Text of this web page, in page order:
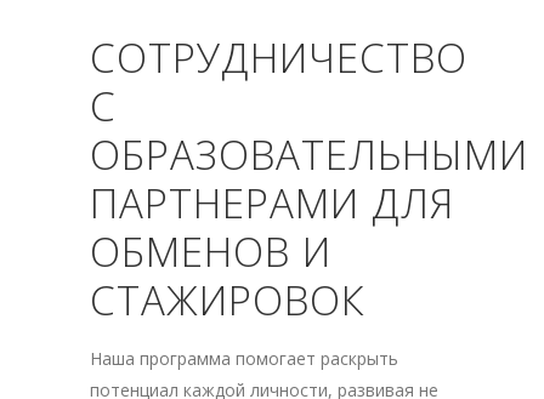
СОТРУДНИЧЕСТВО
С
ОБРАЗОВАТЕЛЬНЫМИ
ПАРТНЕРАМИ ДЛЯ
ОБМЕНОВ И
СТАЖИРОВОК
Наша программа помогает раскрыть
потенциал каждой личности, развивая не